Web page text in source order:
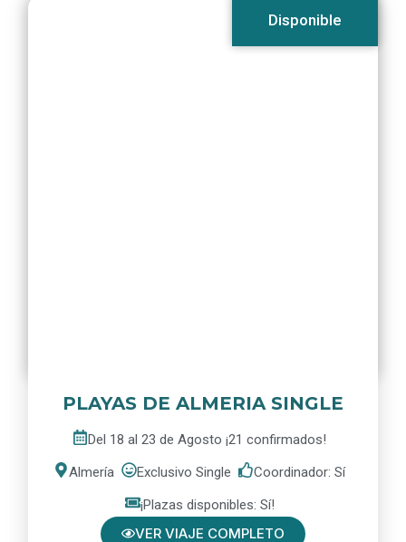
Disponible
PLAYAS DE ALMERIA SINGLE
Del 18 al 23 de Agosto ¡21 confirmados!
Almería Exclusivo Single Coordinador: Sí
¡Plazas disponibles: Sí!
VER VIAJE COMPLETO